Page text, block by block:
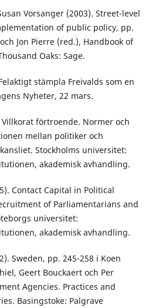
Vorsanger (2003). Street-level
of public policy, pp.
Jon Pierre (red.), Handbook of
Oaks: Sage.
stämpla Freivalds som en
Nyheter, 22 mars.
Villkorat förtroende. Normer och
mellan politiker och
Stockholms universitet:
akademisk avhandling.
Contact Capital in Political
of Parliamentarians and
universitet:
akademisk avhandling.
Sweden, pp. 245-258 i Koen
Geert Bouckaert och Per
Agencies. Practices and
Basingstoke: Palgrave